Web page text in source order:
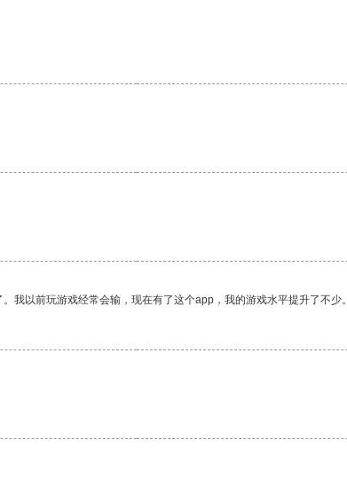
我以前玩游戏经常会输，现在有了这个app，我的游戏水平提升了不少。